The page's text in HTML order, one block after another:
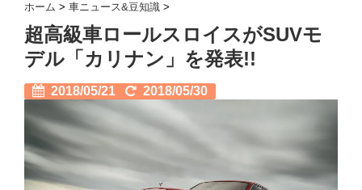
ホーム > 車ニュース&豆知識 >
超高級車ロールスロイスがSUVモ
デル「カリナン」を発表!!
2018/05/21 2018/05/30